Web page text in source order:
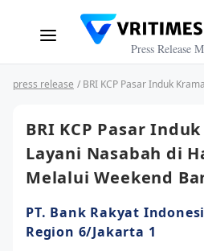
Press Release
press release
BRI KCP Pasar
Layani Nasabah di
Melalui Weekend
PT. Bank Rakyat
Region 6/Jakarta 1